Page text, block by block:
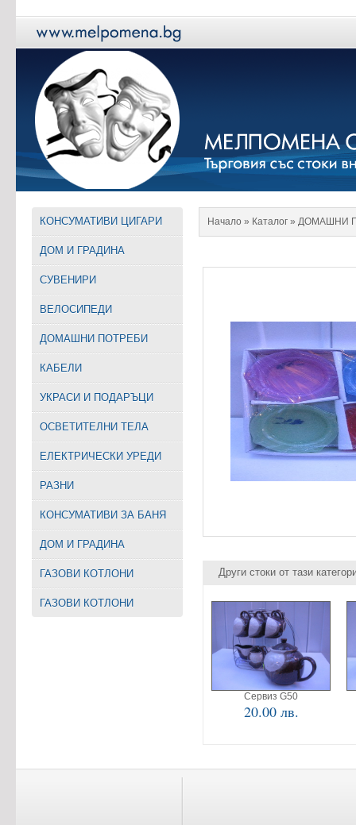
КОНСУМАТИВИ ЦИГАРИ
ДОМ И ГРАДИНА
СУВЕНИРИ
ВЕЛОСИПЕДИ
ДОМАШНИ ПОТРЕБИ
КАБЕЛИ
УКРАСИ И ПОДАРЪЦИ
ОСВЕТИТЕЛНИ ТЕЛА
EЛЕКТРИЧЕСКИ УРЕДИ
РАЗНИ
КОНСУМАТИВИ ЗА БАНЯ
ДОМ И ГРАДИНА
ГАЗОВИ КОТЛОНИ
ГАЗОВИ КОТЛОНИ
Начало » Каталог » ДОМАШНИ
Други стоки от тази
Сервиз G50
20.00 лв.